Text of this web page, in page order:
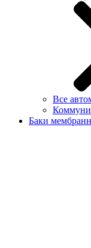
Все
Баки